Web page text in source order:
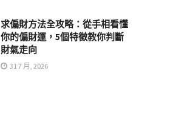
求偏財方法全攻略：從手相看懂
你的偏財運，5個特徵教你判斷
財氣走向
31 7 月, 2026